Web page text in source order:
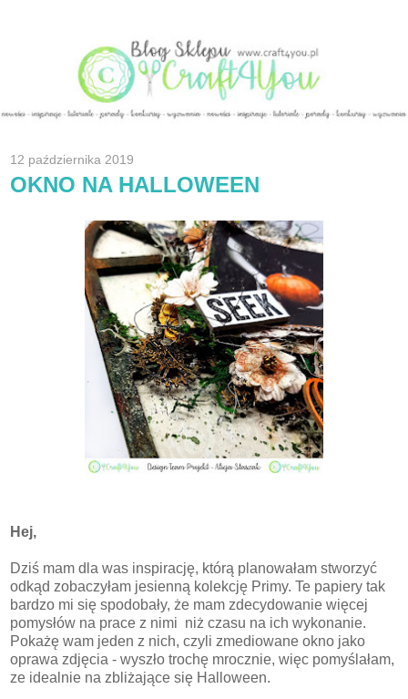
12 października 2019
OKNO NA HALLOWEEN
Hej,
Dziś mam dla was inspirację, którą planowałam stworzyć
odkąd zobaczyłam jesienną kolekcję Primy. Te papiery tak
bardzo mi się spodobały, że mam zdecydowanie więcej
pomysłów na prace z nimi niż czasu na ich wykonanie.
Pokażę wam jeden z nich, czyli zmediowane okno jako
oprawa zdjęcia - wyszło trochę mrocznie, więc pomyślałam,
ze idealnie na zbliżające się Halloween.